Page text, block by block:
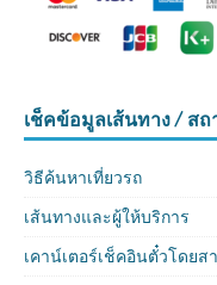
เช็คข้อมูลเส้นทาง / สถ
วิธีค้นหาเที่ยวรถ
เส้นทางและผู้ให้บริการ
เคาน์เตอร์เช็คอินตั๋วโดยส